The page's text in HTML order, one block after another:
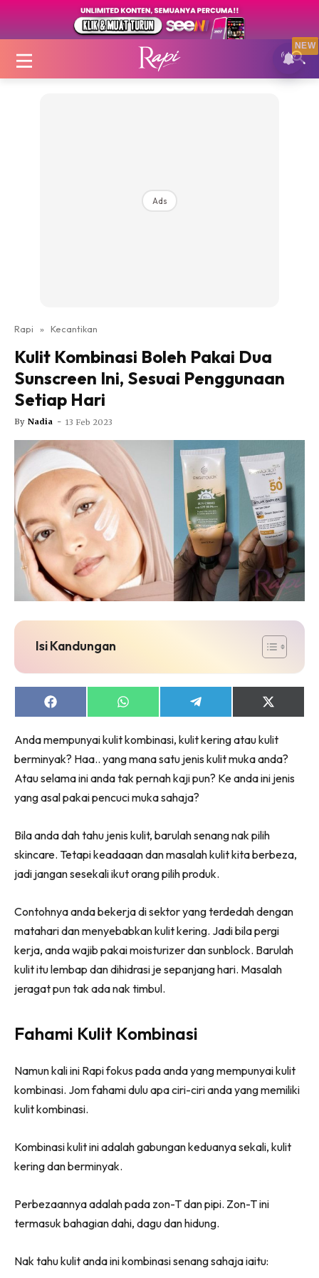
Login|Register
Nutrisi
Video
Fit Rapi
Glow Up Rapi
Hub Ideaktiv
Polisi Privasi
Langgan Sekarang
Langganan anda telah diterima. Terima kasih!
Lubuk konten Kesihatan dan penjagaan diri
segalanya di seeNI. Rapi kini di seeNI.
KLIK DI SEENI
Ads
Rapi » Kecantikan
Kulit Kombinasi Boleh Pakai Dua
Sunscreen Ini, Sesuai Penggunaan
Setiap Hari
By Nadia - 13 Feb 2023
Isi Kandungan
Share
on
Share
on
Share
on
Share
on
(Twitter)
Anda mempunyai kulit kombinasi, kulit kering atau kulit
berminyak? Haa.. yang mana satu jenis kulit muka anda?
Atau selama ini anda tak pernah kaji pun? Ke anda ini jenis
yang asal pakai pencuci muka sahaja?
Bila anda dah tahu jenis kulit, barulah senang nak pilih
skincare. Tetapi keadaaan dan masalah kulit kita berbeza,
jadi jangan sesekali ikut orang pilih produk.
Contohnya anda bekerja di sektor yang terdedah dengan
matahari dan menyebabkan kulit kering. Jadi bila pergi
kerja, anda wajib pakai moisturizer dan sunblock. Barulah
kulit itu lembap dan dihidrasi je sepanjang hari. Masalah
jeragat pun tak ada nak timbul.
Fahami Kulit Kombinasi
Namun kali ini Rapi fokus pada anda yang mempunyai kulit
kombinasi. Jom fahami dulu apa ciri-ciri anda yang memiliki
kulit kombinasi.
Kombinasi kulit ini adalah gabungan keduanya sekali, kulit
kering dan berminyak.
Perbezaannya adalah pada zon-T dan pipi. Zon-T ini
termasuk bahagian dahi, dagu dan hidung.
Nak tahu kulit anda ini kombinasi senang sahaja iaitu:
NEW